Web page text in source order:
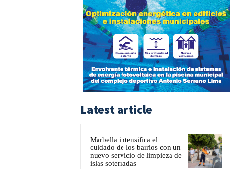
Latest article
Marbella intensifica el
cuidado de los barrios con un
nuevo servicio de limpieza de
islas soterradas